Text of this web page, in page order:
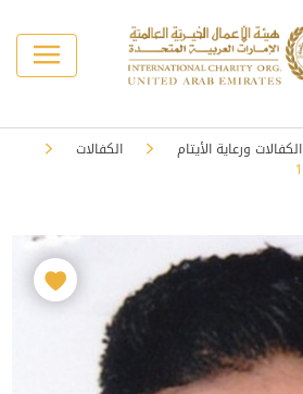
الكفالات ورعاية الأيتام
الكفالات